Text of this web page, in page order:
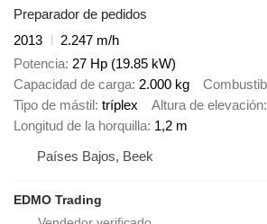
Preparador de pedidos
2013
2.247 m/h
Potencia 27 Hp (19.85 kW)
Capacidad de carga 2.000 kg
Tipo de mástil tríplex Altura de elevación
Longitud de la horquilla 1,2 m
Países Bajos, Beek
EDMO Trading